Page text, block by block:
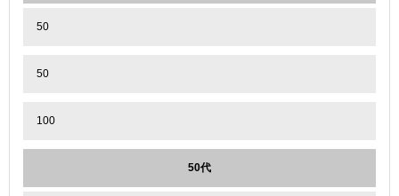
50
50
100
50代